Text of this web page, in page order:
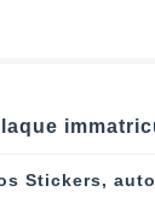
Stickers,